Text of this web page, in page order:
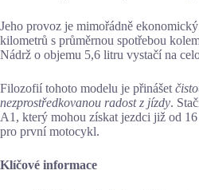
Jeho provoz je mimořádně
kilometrů s průměrnou spotřebou
Nádrž o objemu 5,6 litru vystačí na
Filozofií tohoto modelu je přinášet
nezprostředkovanou radost z jízdy.
A1, který mohou získat jezdci již od
pro první motocykl.
Klíčové informace